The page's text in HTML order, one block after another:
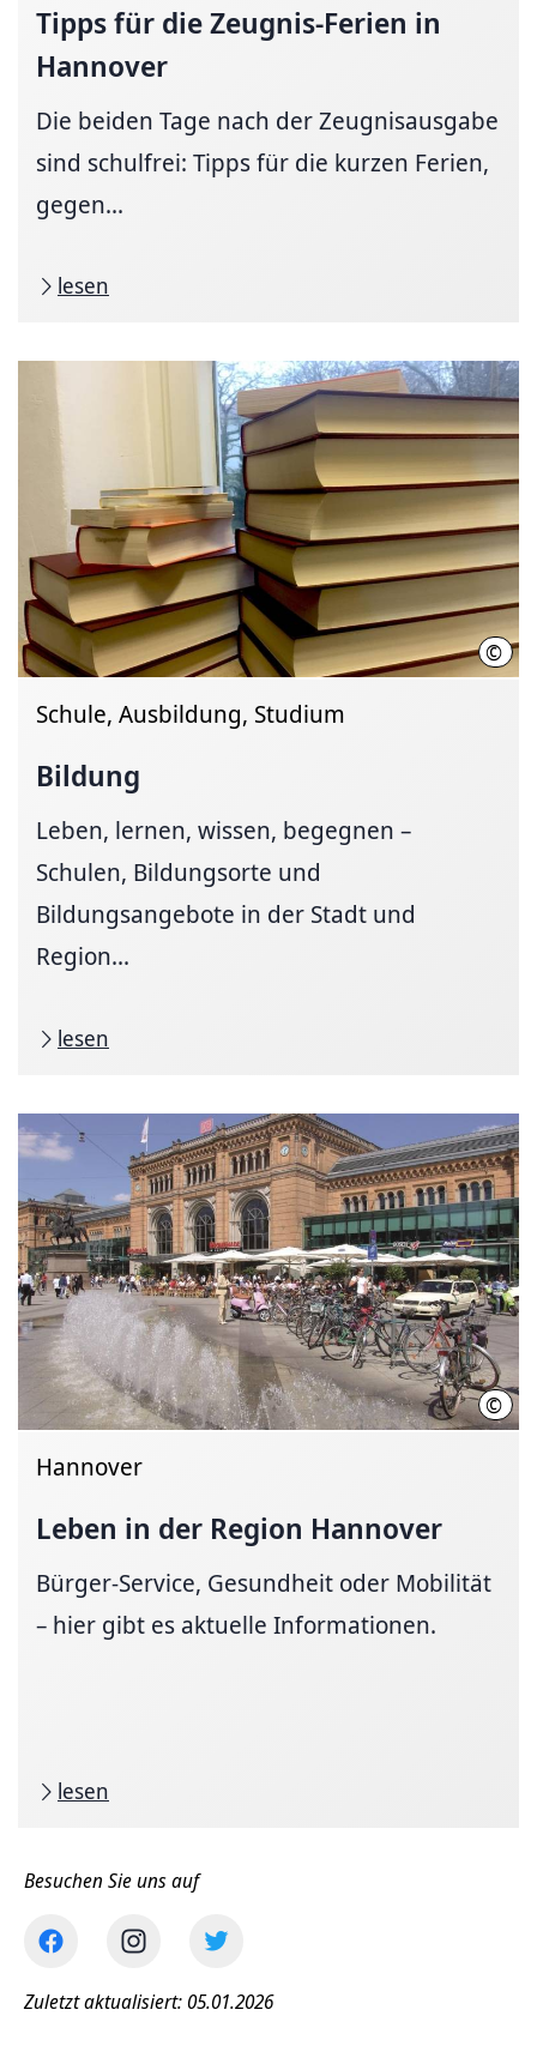
Tipps für die Zeugnis-Ferien in
Hannover
Die beiden Tage nach der Zeugnisausgabe
sind schulfrei: Tipps für die kurzen Ferien,
gegen...
lesen
©
Schule, Ausbildung, Studium
Bildung
Leben, lernen, wissen, begegnen –
Schulen, Bildungsorte und
Bildungsangebote in der Stadt und
Region...
lesen
©
Hannover
Leben in der Region Hannover
Bürger-Service, Gesundheit oder Mobilität
– hier gibt es aktuelle Informationen.
lesen
Besuchen Sie uns auf
Zuletzt aktualisiert: 05.01.2026